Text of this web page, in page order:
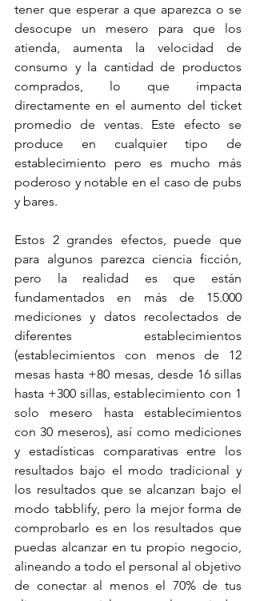
tener que esperar a que aparezca o se
desocupe un mesero para que los
atienda, aumenta la velocidad de
consumo y la cantidad de productos
comprados, lo que impacta
directamente en el aumento del ticket
promedio de ventas. Este efecto se
produce en cualquier tipo de
establecimiento pero es mucho más
poderoso y notable en el caso de pubs
y bares.
Estos 2 grandes efectos, puede que
para algunos parezca ciencia ficción,
pero la realidad es que están
fundamentados en más de 15.000
mediciones y datos recolectados de
diferentes establecimientos
(establecimientos con menos de 12
mesas hasta +80 mesas, desde 16 sillas
hasta +300 sillas, establecimiento con 1
solo mesero hasta establecimientos
con 30 meseros), así como mediciones
y estadísticas comparativas entre los
resultados bajo el modo tradicional y
los resultados que se alcanzan bajo el
modo tabblify, pero la mejor forma de
comprobarlo es en los resultados que
puedas alcanzar en tu propio negocio,
alineando a todo el personal al objetivo
de conectar al menos el 70% de tus